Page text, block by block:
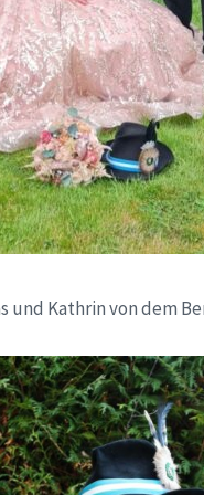
und Kathrin von dem